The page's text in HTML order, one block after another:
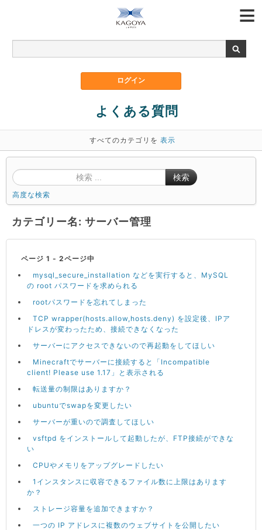
よくある質問
すべてのカテゴリを 表示
検索
高度な検索
カテゴリー名: サーバー管理
ページ 1 - 2ページ中
mysql_secure_installation などを実行すると、MySQL
の root パスワードを求められる
rootパスワードを忘れてしまった
TCP wrapper(hosts.allow,hosts.deny) を設定後、IPア
ドレスが変わったため、接続できなくなった
サーバーにアクセスできないので再起動をしてほしい
Minecraftでサーバーに接続すると「Incompatible
client! Please use 1.17」と表示される
転送量の制限はありますか？
ubuntuでswapを変更したい
サーバーが重いので調査してほしい
vsftpd をインストールして起動したが、FTP接続ができな
い
CPUやメモリをアップグレードしたい
1インスタンスに収容できるファイル数に上限はあります
か？
ストレージ容量を追加できますか？
一つの IP アドレスに複数のウェブサイトを公開したい